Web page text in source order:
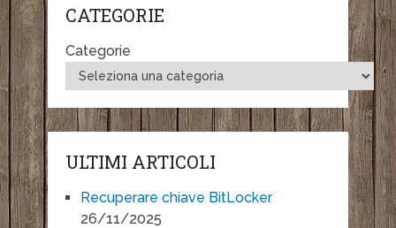
CATEGORIE
Categorie
ULTIMI ARTICOLI
Recuperare chiave BitLocker
26/11/2025